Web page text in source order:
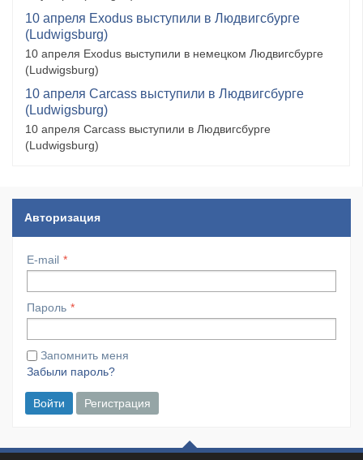
10 апреля Exodus выступили в Людвигсбурге
(Ludwigsburg)
10 апреля Exodus выступили в немецком Людвигсбурге
(Ludwigsburg)
10 апреля Carcass выступили в Людвигсбурге
(Ludwigsburg)
10 апреля Carcass выступили в Людвигсбурге
(Ludwigsburg)
Авторизация
E-mail
Пароль
Запомнить меня
Забыли пароль?
Войти Регистрация